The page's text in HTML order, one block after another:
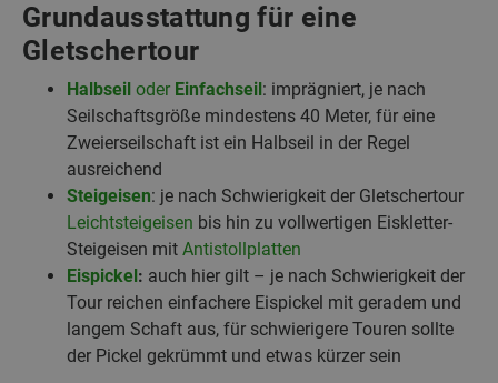
Grundausstattung für eine
Gletschertour
Halbseil oder Einfachseil: imprägniert, je nach
Seilschaftsgröße mindestens 40 Meter, für eine
Zweierseilschaft ist ein Halbseil in der Regel
ausreichend
Steigeisen: je nach Schwierigkeit der Gletschertour
Leichtsteigeisen bis hin zu vollwertigen Eiskletter-
Steigeisen mit Antistollplatten
Eispickel: auch hier gilt – je nach Schwierigkeit der
Tour reichen einfachere Eispickel mit geradem und
langem Schaft aus, für schwierigere Touren sollte
der Pickel gekrümmt und etwas kürzer sein